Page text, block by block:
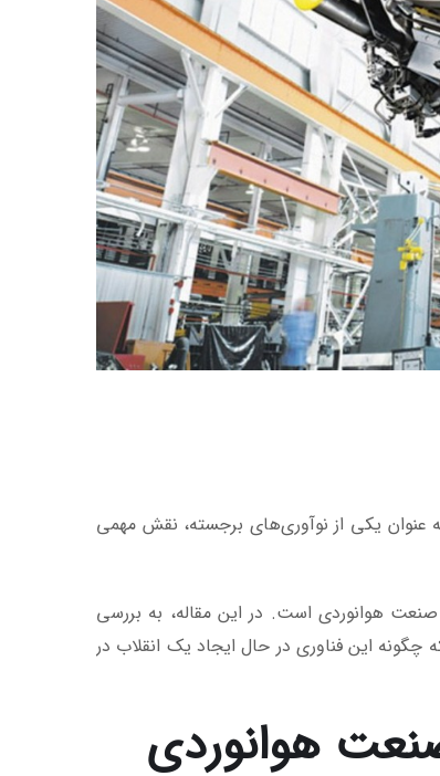
عنوان یکی از نوآوری‌های برجسته، نقش مهمی
صنعت هوانوردی است. در این مقاله، به بررسی
این فناوری در حال ایجاد یک انقلاب در